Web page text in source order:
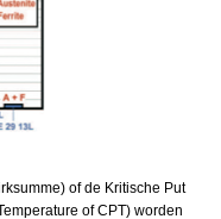
of de Kritische Put
of CPT) worden